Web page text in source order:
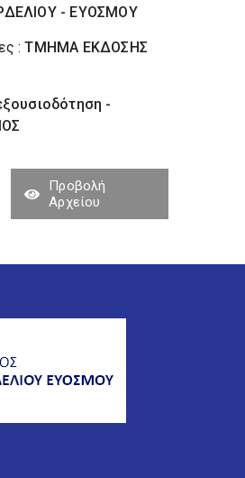
- ΕΥΟΣΜΟΥ
:ΤΜΗΜΑ ΕΚΔΟΣΗΣ
-
Προβολή
Αρχείου